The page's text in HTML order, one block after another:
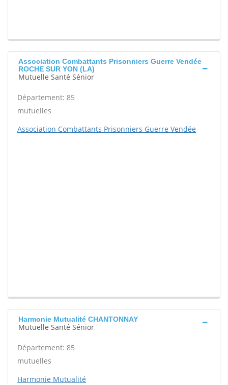
Association Combattants Prisonniers Guerre Vendée
ROCHE SUR YON (LA)
Mutuelle Santé Sénior
Département: 85
mutuelles
Association Combattants Prisonniers Guerre Vendée
Harmonie Mutualité CHANTONNAY
Mutuelle Santé Sénior
Département: 85
mutuelles
Harmonie Mutualité